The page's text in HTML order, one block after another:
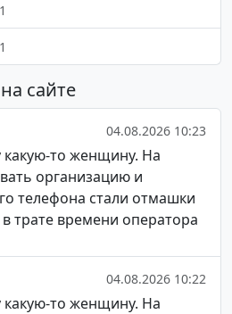
1
1
сайте
04.08.2026 10:23
какую-то женщину. На
организацию и
телефона стали отмашки
трате времени оператора
04.08.2026 10:22
какую-то женщину. На